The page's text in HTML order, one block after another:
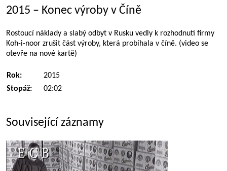
2015 – Konec výroby v Číně
Rostoucí náklady a slabý odbyt v Rusku vedly k rozhodnutí firmy
Koh-i-noor zrušit část výroby, která probíhala v číně. (video se
otevře na nové kartě)
Rok:
2015
Stopáž:
02:02
Související záznamy